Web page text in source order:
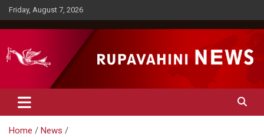
Skip
to
content
Friday, August 7, 2026
Rupavahini News
Home
News